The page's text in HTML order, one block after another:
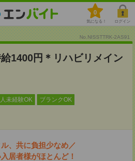
0
気になる！ ログイン
No.NISSTTRK-2AS91
1400円＊リハビリメイン
未経験OK ブランクOK
、共に負担少なめ／
居者様がほとんど！